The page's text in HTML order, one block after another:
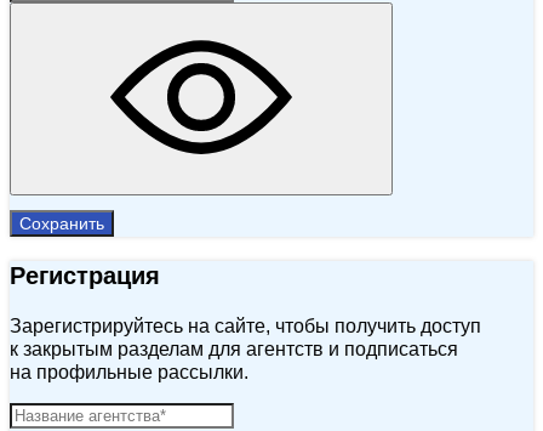
Сохранить
Регистрация
Зарегистрируйтесь на сайте, чтобы получить доступ
к закрытым разделам для агентств и подписаться
на профильные рассылки.